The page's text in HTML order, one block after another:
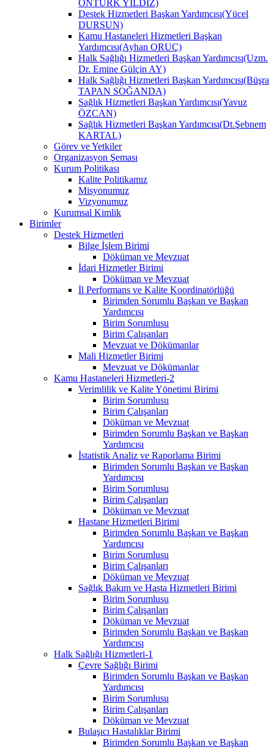
ÖNTÜRK YILDIZ)
Destek Hizmetleri Başkan Yardımcısı(Yücel
DURSUN)
Kamu Hastaneleri Hizmetleri Başkan
Yardımcısı(Ayhan ORUÇ)
Halk Sağlığı Hizmetleri Başkan Yardımcısı(Uzm.
Dr. Emine Gülçin AY)
Halk Sağlığı Hizmetleri Başkan Yardımcısı(Büşra
TAPAN SOĞANDA)
Sağlık Hizmetleri Başkan Yardımcısı(Yavuz
ÖZCAN)
Sağlık Hizmetleri Başkan Yardımcısı(Dt.Şebnem
KARTAL)
Görev ve Yetkiler
Organizasyon Şeması
Kurum Politikası
Kalite Politikamız
Misyonumuz
Vizyonumuz
Kurumsal Kimlik
Birimler
Destek Hizmetleri
Bilge İşlem Birimi
Döküman ve Mevzuat
İdari Hizmetler Birimi
Döküman ve Mevzuat
İl Performans ve Kalite Koordinatörlüğü
Birimden Sorumlu Başkan ve Başkan
Yardımcısı
Birim Sorumlusu
Birim Çalışanları
Mevzuat ve Dökümanlar
Mali Hizmetler Birimi
Mevzuat ve Dökümanlar
Kamu Hastaneleri Hizmetleri-2
Verimlilik ve Kalite Yönetimi Birimi
Birim Sorumlusu
Birim Çalışanları
Döküman ve Mevzuat
Birimden Sorumlu Başkan ve Başkan
Yardımcısı
İstatistik Analiz ve Raporlama Birimi
Birimden Sorumlu Başkan ve Başkan
Yardımcısı
Birim Sorumlusu
Birim Çalışanları
Döküman ve Mevzuat
Hastane Hizmetleri Birimi
Birimden Sorumlu Başkan ve Başkan
Yardımcısı
Birim Sorumlusu
Birim Çalışanları
Döküman ve Mevzuat
Sağlık Bakım ve Hasta Hizmetleri Birimi
Birim Sorumlusu
Birim Çalışanları
Döküman ve Mevzuat
Birimden Sorumlu Başkan ve Başkan
Yardımcısı
Halk Sağlığı Hizmetleri-1
Çevre Sağlığı Birimi
Birimden Sorumlu Başkan ve Başkan
Yardımcısı
Birim Sorumlusu
Birim Çalışanları
Döküman ve Mevzuat
Bulaşıcı Hastalıklar Birimi
Birimden Sorumlu Başkan ve Başkan